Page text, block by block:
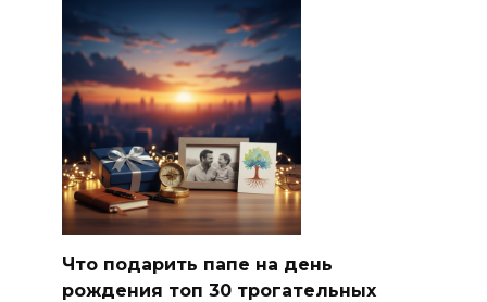
Что подарить папе на день
рождения топ 30 трогательных